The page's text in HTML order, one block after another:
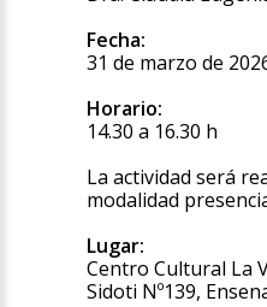
Fecha:
31 de marzo de
Horario:
14.30 a 16.30 h
La actividad será
modalidad
Lugar:
Centro Cultural La
Sidoti Nº139,